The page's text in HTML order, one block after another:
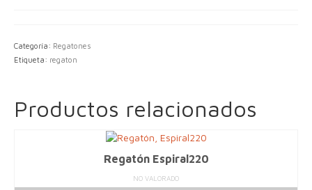
Categoría: Regatones
Etiqueta: regaton
Productos relacionados
Regatón Espiral220
NO VALORADO